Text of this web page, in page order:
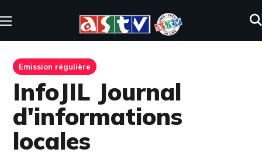
Emission régulière
InfoJIL Journal
d'informations
locales